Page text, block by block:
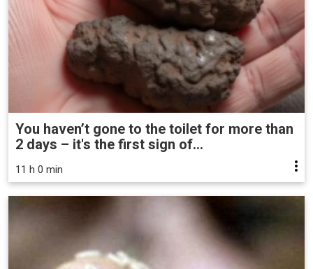
You haven’t gone to the toilet for more than
2 days – it's the first sign of...
11 h 0 min